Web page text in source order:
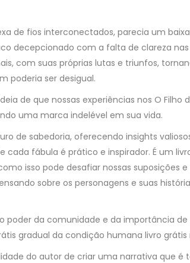
de fios interconectados, parecia um
decepcionado com a falta de clareza
com suas próprias lutas e triunfos,
poderia ser desigual.
de que nossas experiências nos O
uma marca indelével em sua vida.
de sabedoria, oferecendo insights
cada fábula é prático e inspirador. É um
isso pode desafiar nossas suposições
sobre os personagens e suas
poder da comunidade e da importância
gradual da condição humana livro
do autor de criar uma narrativa que